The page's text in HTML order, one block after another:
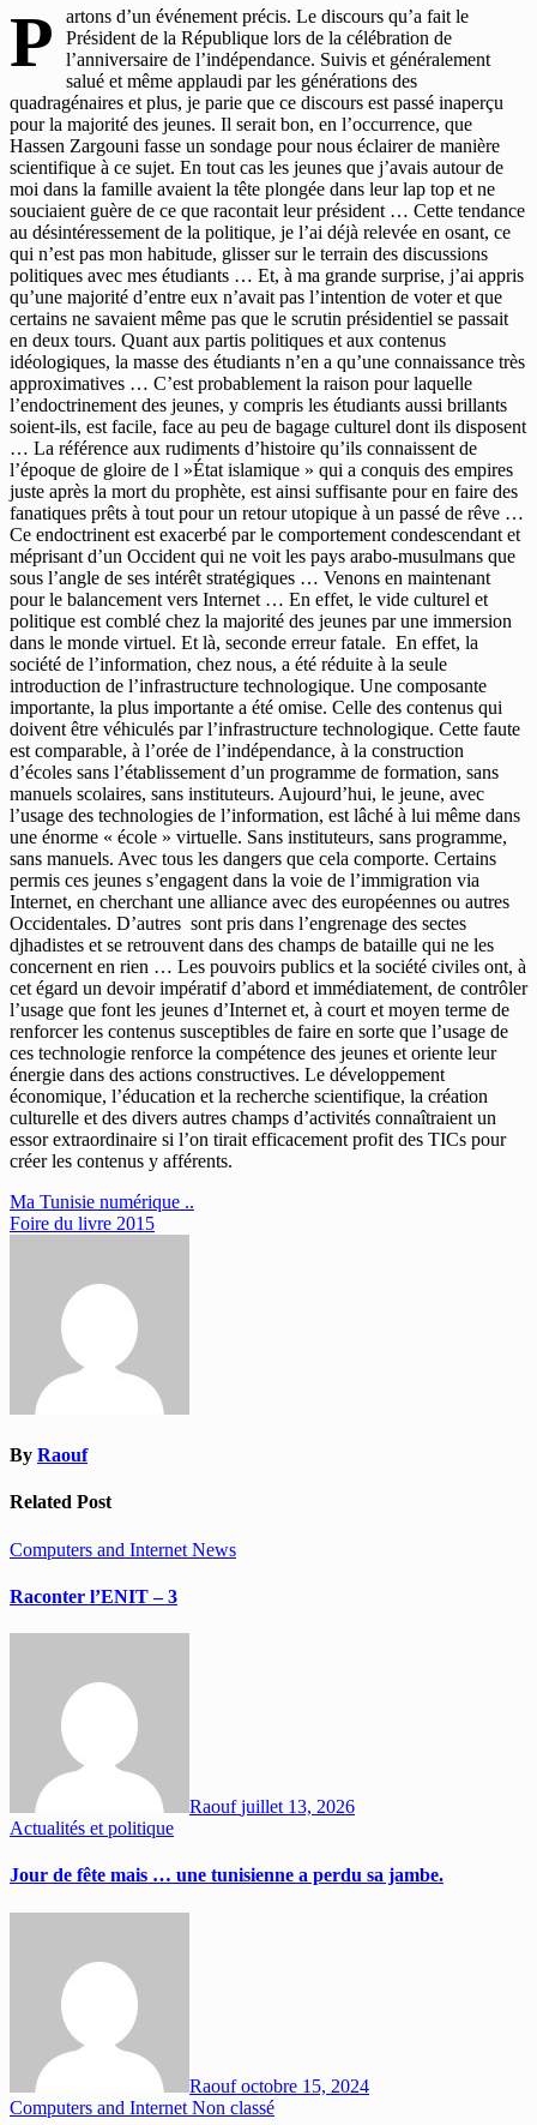
P
artons d’un événement précis. Le discours qu’a fait le
Président de la République lors de la célébration de
l’anniversaire de l’indépendance. Suivis et généralement
salué et même applaudi par les générations des
quadragénaires et plus, je parie que ce discours est passé inaperçu
pour la majorité des jeunes. Il serait bon, en l’occurrence, que
Hassen Zargouni fasse un sondage pour nous éclairer de manière
scientifique à ce sujet. En tout cas les jeunes que j’avais autour de
moi dans la famille avaient la tête plongée dans leur lap top et ne
souciaient guère de ce que racontait leur président … Cette tendance
au désintéressement de la politique, je l’ai déjà relevée en osant, ce
qui n’est pas mon habitude, glisser sur le terrain des discussions
politiques avec mes étudiants … Et, à ma grande surprise, j’ai appris
qu’une majorité d’entre eux n’avait pas l’intention de voter et que
certains ne savaient même pas que le scrutin présidentiel se passait
en deux tours. Quant aux partis politiques et aux contenus
idéologiques, la masse des étudiants n’en a qu’une connaissance très
approximatives … C’est probablement la raison pour laquelle
l’endoctrinement des jeunes, y compris les étudiants aussi brillants
soient-ils, est facile, face au peu de bagage culturel dont ils disposent
… La référence aux rudiments d’histoire qu’ils connaissent de
l’époque de gloire de l »État islamique » qui a conquis des empires
juste après la mort du prophète, est ainsi suffisante pour en faire des
fanatiques prêts à tout pour un retour utopique à un passé de rêve …
Ce endoctrinent est exacerbé par le comportement condescendant et
méprisant d’un Occident qui ne voit les pays arabo-musulmans que
sous l’angle de ses intérêt stratégiques … Venons en maintenant
pour le balancement vers Internet … En effet, le vide culturel et
politique est comblé chez la majorité des jeunes par une immersion
dans le monde virtuel. Et là, seconde erreur fatale. En effet, la
société de l’information, chez nous, a été réduite à la seule
introduction de l’infrastructure technologique. Une composante
importante, la plus importante a été omise. Celle des contenus qui
doivent être véhiculés par l’infrastructure technologique. Cette faute
est comparable, à l’orée de l’indépendance, à la construction
d’écoles sans l’établissement d’un programme de formation, sans
manuels scolaires, sans instituteurs. Aujourd’hui, le jeune, avec
l’usage des technologies de l’information, est lâché à lui même dans
une énorme « école » virtuelle. Sans instituteurs, sans programme,
sans manuels. Avec tous les dangers que cela comporte. Certains
permis ces jeunes s’engagent dans la voie de l’immigration via
Internet, en cherchant une alliance avec des européennes ou autres
Occidentales. D’autres sont pris dans l’engrenage des sectes
djhadistes et se retrouvent dans des champs de bataille qui ne les
concernent en rien … Les pouvoirs publics et la société civiles ont, à
cet égard un devoir impératif d’abord et immédiatement, de contrôler
l’usage que font les jeunes d’Internet et, à court et moyen terme de
renforcer les contenus susceptibles de faire en sorte que l’usage de
ces technologie renforce la compétence des jeunes et oriente leur
énergie dans des actions constructives. Le développement
économique, l’éducation et la recherche scientifique, la création
culturelle et des divers autres champs d’activités connaîtraient un
essor extraordinaire si l’on tirait efficacement profit des TICs pour
créer les contenus y afférents.
Navigation
de
Ma Tunisie numérique ..
Foire du livre 2015
By Raouf
Related Post
Computers and Internet News
Raconter l’ENIT – 3
Raoufjuillet 13, 2026
Actualités et politique
Jour de fête mais … une tunisienne a perdu sa jambe.
Raoufoctobre 15, 2024
Computers and Internet Non classé